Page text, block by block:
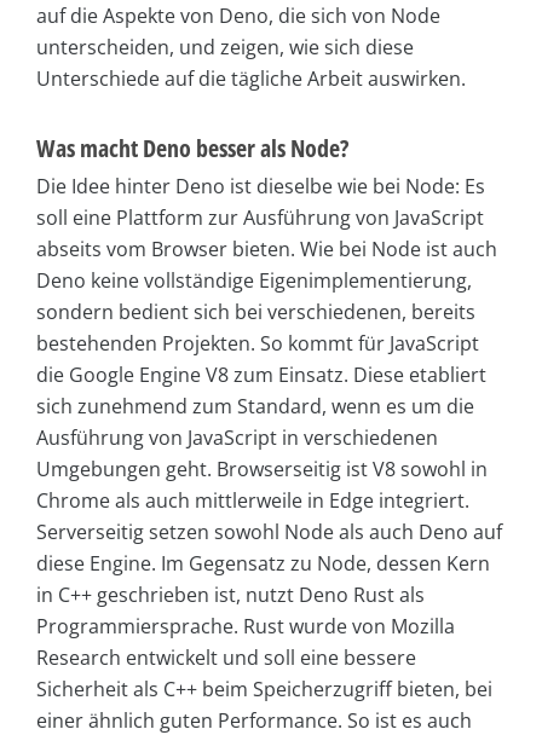
auf die Aspekte von Deno, die sich von Node
unterscheiden, und zeigen, wie sich diese
Unterschiede auf die tägliche Arbeit auswirken.
Was macht Deno besser als Node?
Die Idee hinter Deno ist dieselbe wie bei Node: Es
soll eine Plattform zur Ausführung von JavaScript
abseits vom Browser bieten. Wie bei Node ist auch
Deno keine vollständige Eigenimplementierung,
sondern bedient sich bei verschiedenen, bereits
bestehenden Projekten. So kommt für JavaScript
die Google Engine V8 zum Einsatz. Diese etabliert
sich zunehmend zum Standard, wenn es um die
Ausführung von JavaScript in verschiedenen
Umgebungen geht. Browserseitig ist V8 sowohl in
Chrome als auch mittlerweile in Edge integriert.
Serverseitig setzen sowohl Node als auch Deno auf
diese Engine. Im Gegensatz zu Node, dessen Kern
in C++ geschrieben ist, nutzt Deno Rust als
Programmiersprache. Rust wurde von Mozilla
Research entwickelt und soll eine bessere
Sicherheit als C++ beim Speicherzugriff bieten, bei
einer ähnlich guten Performance. So ist es auch